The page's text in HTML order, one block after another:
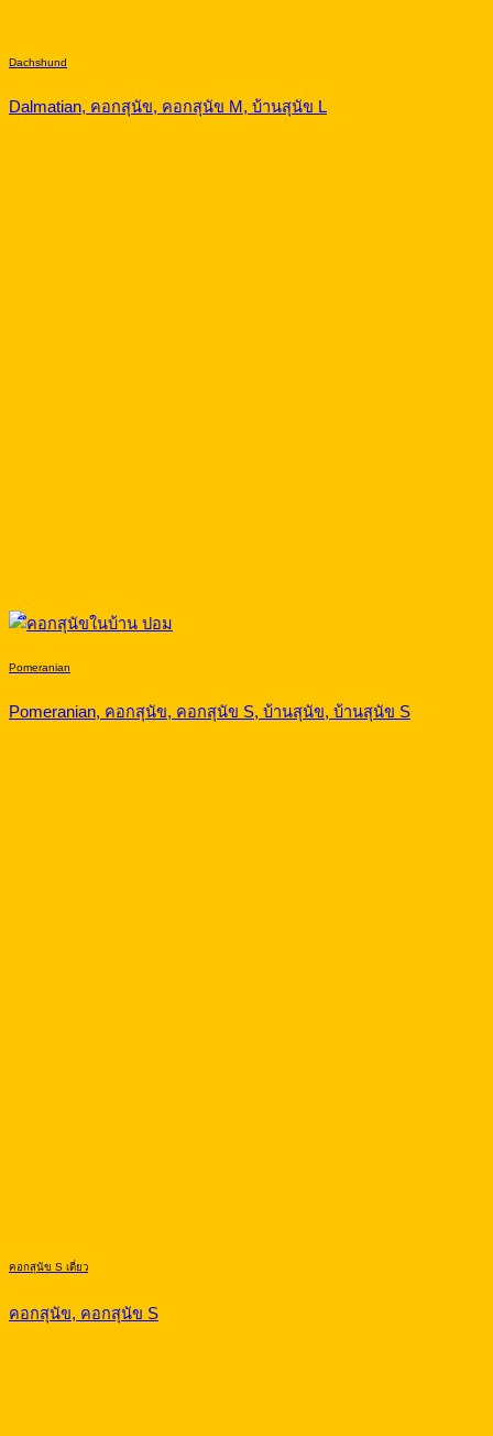
Dachshund
Dalmatian, คอกสุนัข, คอกสุนัข M, บ้านสุนัข L
Pomeranian
Pomeranian, คอกสุนัข, คอกสุนัข S, บ้านสุนัข, บ้านสุนัข S
คอกสุนัข S เดี่ยว
คอกสุนัข, คอกสุนัข S